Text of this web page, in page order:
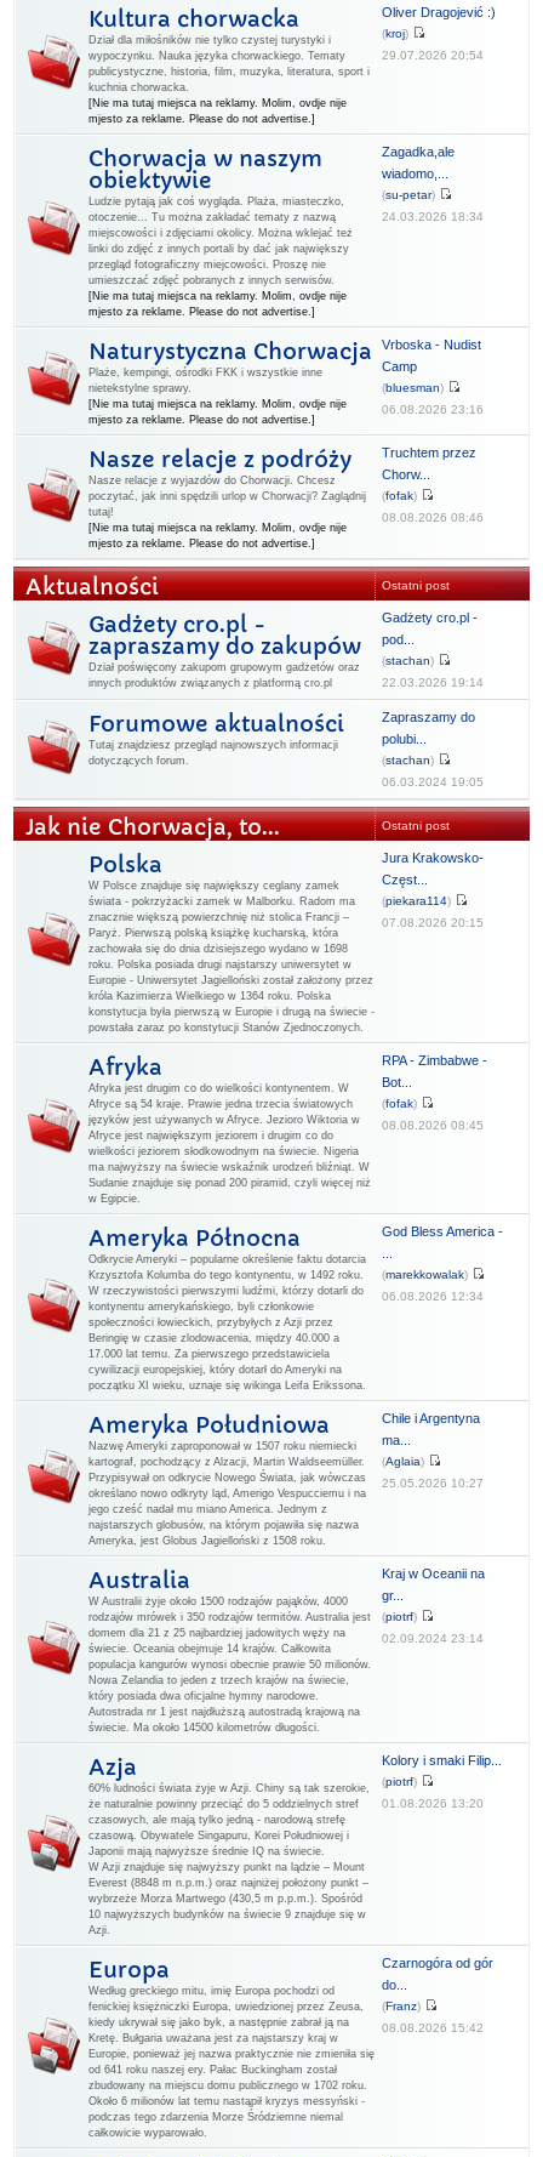
Kultura chorwacka
Dział dla miłośników nie tylko czystej turystyki i
wypoczynku. Nauka języka chorwackiego. Tematy
publicystyczne, historia, film, muzyka, literatura, sport i
kuchnia chorwacka.
[Nie ma tutaj miejsca na reklamy. Molim, ovdje nije
mjesto za reklame. Please do not advertise.]
Oliver Dragojević :)
(kroj)
29.07.2026 20:54
Chorwacja w naszym
obiektywie
Ludzie pytają jak coś wygląda. Plaża, miasteczko,
otoczenie... Tu można zakładać tematy z nazwą
miejscowości i zdjęciami okolicy. Można wklejać też
linki do zdjęć z innych portali by dać jak największy
przegląd fotograficzny miejcowości. Proszę nie
umieszczać zdjęć pobranych z innych serwisów.
[Nie ma tutaj miejsca na reklamy. Molim, ovdje nije
mjesto za reklame. Please do not advertise.]
Zagadka,ale
wiadomo,...
(su-petar)
24.03.2026 18:34
Naturystyczna Chorwacja
Plaże, kempingi, ośrodki FKK i wszystkie inne
nietekstylne sprawy.
[Nie ma tutaj miejsca na reklamy. Molim, ovdje nije
mjesto za reklame. Please do not advertise.]
Vrboska - Nudist
Camp
(bluesman)
06.08.2026 23:16
Nasze relacje z podróży
Nasze relacje z wyjazdów do Chorwacji. Chcesz
poczytać, jak inni spędzili urlop w Chorwacji? Zaglądnij
tutaj!
[Nie ma tutaj miejsca na reklamy. Molim, ovdje nije
mjesto za reklame. Please do not advertise.]
Truchtem przez
Chorw...
(fofak)
08.08.2026 08:46
Aktualności Ostatni post
Gadżety cro.pl -
zapraszamy do zakupów
Dział poświęcony zakupom grupowym gadżetów oraz
innych produktów związanych z platformą cro.pl
Gadżety cro.pl -
pod...
(stachan)
22.03.2026 19:14
Forumowe aktualności
Tutaj znajdziesz przegląd najnowszych informacji
dotyczących forum.
Zapraszamy do
polubi...
(stachan)
06.03.2024 19:05
Jak nie Chorwacja, to... Ostatni post
Polska
W Polsce znajduje się największy ceglany zamek
świata - pokrzyżacki zamek w Malborku. Radom ma
znacznie większą powierzchnię niż stolica Francji –
Paryż. Pierwszą polską książkę kucharską, która
zachowała się do dnia dzisiejszego wydano w 1698
roku. Polska posiada drugi najstarszy uniwersytet w
Europie - Uniwersytet Jagielloński został założony przez
króla Kazimierza Wielkiego w 1364 roku. Polska
konstytucja była pierwszą w Europie i drugą na świecie -
powstała zaraz po konstytucji Stanów Zjednoczonych.
Jura Krakowsko-
Częst...
(piekara114)
07.08.2026 20:15
Afryka
Afryka jest drugim co do wielkości kontynentem. W
Afryce są 54 kraje. Prawie jedna trzecia światowych
języków jest używanych w Afryce. Jezioro Wiktoria w
Afryce jest największym jeziorem i drugim co do
wielkości jeziorem słodkowodnym na świecie. Nigeria
ma najwyższy na świecie wskaźnik urodzeń bliźniąt. W
Sudanie znajduje się ponad 200 piramid, czyli więcej niż
w Egipcie.
RPA - Zimbabwe -
Bot...
(fofak)
08.08.2026 08:45
Ameryka Północna
Odkrycie Ameryki – popularne określenie faktu dotarcia
Krzysztofa Kolumba do tego kontynentu, w 1492 roku.
W rzeczywistości pierwszymi ludźmi, którzy dotarli do
kontynentu amerykańskiego, byli członkowie
społeczności łowieckich, przybyłych z Azji przez
Beringię w czasie zlodowacenia, między 40.000 a
17.000 lat temu. Za pierwszego przedstawiciela
cywilizacji europejskiej, który dotarł do Ameryki na
początku XI wieku, uznaje się wikinga Leifa Erikssona.
God Bless America -
(marekkowalak)
06.08.2026 12:34
Ameryka Południowa
Nazwę Ameryki zaproponował w 1507 roku niemiecki
kartograf, pochodzący z Alzacji, Martin Waldseemüller.
Przypisywał on odkrycie Nowego Świata, jak wówczas
określano nowo odkryty ląd, Amerigo Vespucciemu i na
jego cześć nadał mu miano America. Jednym z
najstarszych globusów, na którym pojawiła się nazwa
Ameryka, jest Globus Jagielloński z 1508 roku.
Chile i Argentyna
ma...
(Aglaia)
25.05.2026 10:27
Australia
W Australii żyje około 1500 rodzajów pająków, 4000
rodzajów mrówek i 350 rodzajów termitów. Australia jest
domem dla 21 z 25 najbardziej jadowitych węży na
świecie. Oceania obejmuje 14 krajów. Całkowita
populacja kangurów wynosi obecnie prawie 50 milionów.
Nowa Zelandia to jeden z trzech krajów na świecie,
który posiada dwa oficjalne hymny narodowe.
Autostrada nr 1 jest najdłuższą autostradą krajową na
świecie. Ma około 14500 kilometrów długości.
Kraj w Oceanii na
gr...
(piotrf)
02.09.2024 23:14
Azja
60% ludności świata żyje w Azji. Chiny są tak szerokie,
że naturalnie powinny przeciąć do 5 oddzielnych stref
czasowych, ale mają tylko jedną - narodową strefę
czasową. Obywatele Singapuru, Korei Południowej i
Japonii mają najwyższe średnie IQ na świecie.
W Azji znajduje się najwyższy punkt na lądzie – Mount
Everest (8848 m n.p.m.) oraz najniżej położony punkt –
wybrzeże Morza Martwego (430,5 m p.p.m.). Spośród
10 najwyższych budynków na świecie 9 znajduje się w
Azji.
Kolory i smaki Filip...
(piotrf)
01.08.2026 13:20
Europa
Według greckiego mitu, imię Europa pochodzi od
fenickiej księżniczki Europa, uwiedzionej przez Zeusa,
kiedy ukrywał się jako byk, a następnie zabrał ją na
Kretę. Bułgaria uważana jest za najstarszy kraj w
Europie, ponieważ jej nazwa praktycznie nie zmieniła się
od 641 roku naszej ery. Pałac Buckingham został
zbudowany na miejscu domu publicznego w 1702 roku.
Około 6 milionów lat temu nastąpił kryzys messyński -
podczas tego zdarzenia Morze Śródziemne niemal
całkowicie wyparowało.
Czarnogóra od gór
do...
(Franz)
08.08.2026 15:42